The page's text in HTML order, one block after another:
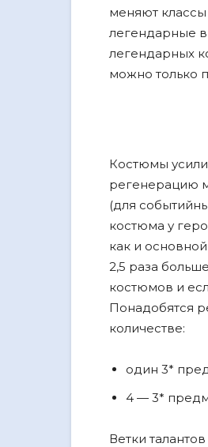
меняют
легендарные
легендарных
можно только
Костюмы
регенерацию
(для
костюма у
как и
2,5 раза
костюмов и
Понадобятся
количестве:
один 3*
4 — 3*
Ветки